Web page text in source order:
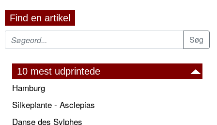
Find en artikel
10 mest udprintede
Hamburg
Silkeplante - Asclepias
Danse des Sylphes